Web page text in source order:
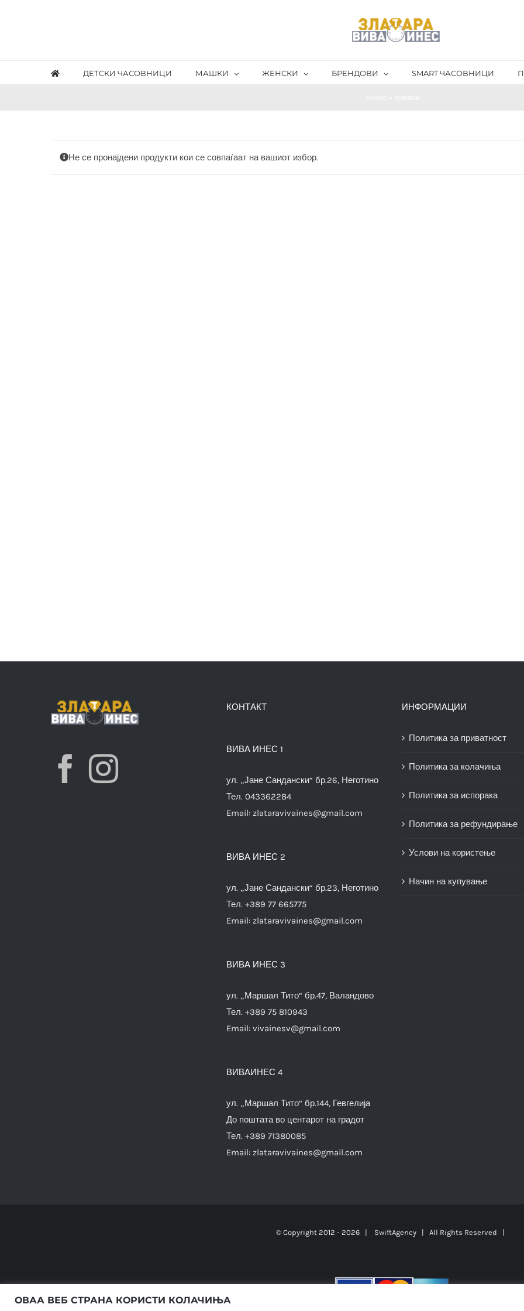
ДЕТСКИ ЧАСОВНИЦИ МАШКИ ЖЕНСКИ БРЕНДОВИ SMART ЧАСОВНИЦИ
Не се пронајдени продукти кои се совпаѓаат на вашиот избор.
КОНТАКТ
ВИВА ИНЕС 1
ул. „Јане Сандански“ бр.26, Неготино
Тел. 043362284
Email: zlataravivaines@gmail.com
ВИВА ИНЕС 2
ул. „Јане Сандански“ бр.23, Неготино
Тел. +389 77 665775
Email: zlataravivaines@gmail.com
ВИВА ИНЕС 3
ул. „Маршал Тито“ бр.47, Валандово
Тел. +389 75 810943
Email: vivainesv@gmail.com
ВИВАИНЕС 4
ул. „Маршал Тито“ бр.144, Гевгелија
До поштата во центарот на градот
Тел. +389 71380085
Email: zlataravivaines@gmail.com
ИНФОРМАЦИИ
Политика за приватност
Политика за колачиња
Политика за испорака
Политика за рефундирање
Услови на користење
Начин на купување
© Copyright 2012 - 2026 | SwiftAgency | All Rights Reserved |
ОВАА ВЕБ СТРАНА КОРИСТИ КОЛАЧИЊА